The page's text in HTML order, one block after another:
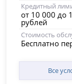
Кредитный
от 10 000 до
рублей
Стоимость
Бесплатно
Все